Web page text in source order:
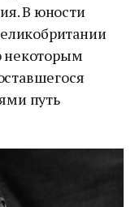
В юности
некоторым
путь